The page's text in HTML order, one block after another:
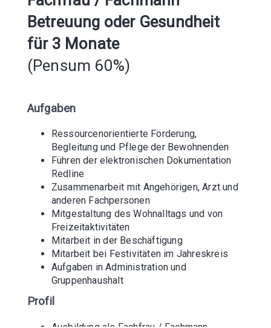
Die Stiftung Kronbühl bietet fundierte Ausbildungen
für soziale, pädagogische, pflegerische und
medizinisch-therapeutische Berufe sowie für Berufe
des Dienstleistungs- und technischen Bereiches an.
Berufsschulen, dem Amt für Berufsbildung, der OdA,
diversen Gewerbeverbänden, Hochschulen sowie
Fachhochschulen (FH) und höheren Fachschulen (HFS)
zusammen.